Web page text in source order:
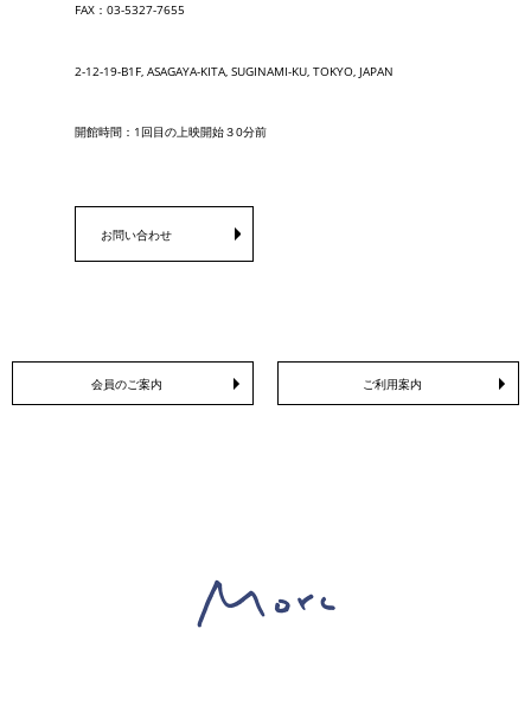
FAX：03-5327-7655
2-12-19-B1F, ASAGAYA-KITA, SUGINAMI-KU, TOKYO, JAPAN
開館時間：1回目の上映開始３0分前
お問い合わせ
会員のご案内 ご利用案内